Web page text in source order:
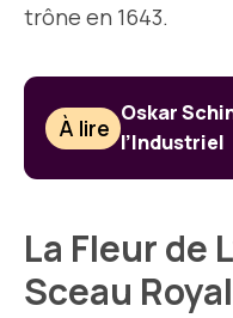
trône en 1643.
À lire
Oskar
l’Industriel
La Fleur de
Sceau Royal